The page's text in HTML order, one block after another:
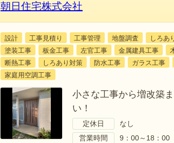
朝日住宅株式会社
設計 工事見積り 工事管理 地盤調査 しろあ
塗装工事
板金工事 左官工事 金属建具工事
断熱工事
しろあり対策 防水工事 ガラス工事
家庭用空調工事
小さな工事から増改築
い！
定休日
なし
営業時間
9：00～18：00